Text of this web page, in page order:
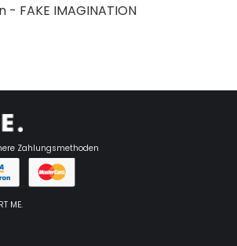
- FAKE IMAGINATION
Zahlungsmethoden
ME.